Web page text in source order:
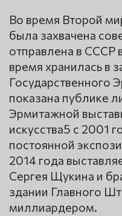
Во время Второй
была захвачена
отправлена в СССР
время хранилась в
Государственного
показана публике
Эрмитажной
искусства5 с 2001
постоянной
2014 года
Сергея Щукина и
здании Главного
миллиардером.